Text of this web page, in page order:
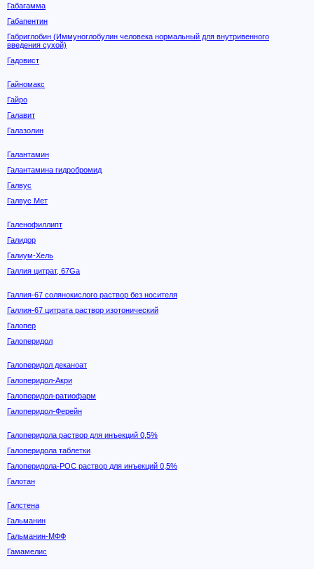
Габагамма
Габапентин
Габриглобин (Иммуноглобулин человека нормальный для внутривенного
введения сухой)
Гадовист
Гайномакс
Гайро
Галавит
Галазолин
Галантамин
Галантамина гидробромид
Галвус
Галвус Мет
Галенофиллипт
Галидор
Галиум-Хель
Галлия цитрат, 67Ga
Галлия-67 солянокислого раствор без носителя
Галлия-67 цитрата раствор изотонический
Галопер
Галоперидол
Галоперидол деканоат
Галоперидол-Акри
Галоперидол-ратиофарм
Галоперидол-Ферейн
Галоперидола раствор для инъекций 0,5%
Галоперидола таблетки
Галоперидола-РОС раствор для инъекций 0,5%
Галотан
Галстена
Гальманин
Гальманин-МФФ
Гамамелис